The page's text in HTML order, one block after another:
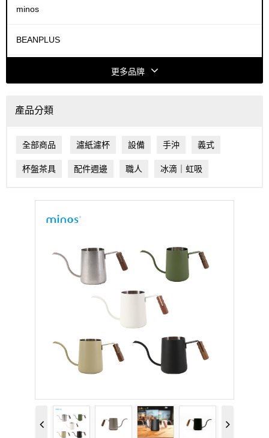
minos
BEANPLUS
Dalla Corte
MAHLKÖNIG®
ETZINGER
更多品牌
產品分類
全部商品 濾紙濾杯 設備 手沖 義式
杯盤茶具 配件週邊 職人 冰滴｜虹吸